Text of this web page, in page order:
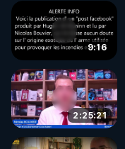
9:16
2:25:21